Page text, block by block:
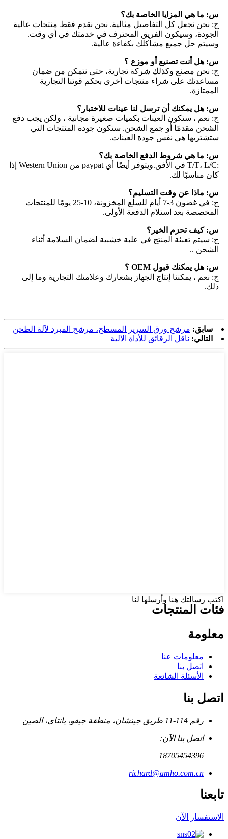
س: ما هي المزايا الخاصة بك؟
ج: نحن نجعل كل التفاصيل مثالية. نحن نقدم فقط منتجات عالية
الجودة، وسيكون الفريق المحترف في خدمتك في أي وقت.
وسيتم حل جميع مشاكلك بكفاءة عالية.
س: هل أنت تصنيع أو موزع ؟
ج: نحن مصنع وكذلك شركة تجارية، حتى نتمكن من ضمان
مساعدتك على شراء منتجات أخرى بحكم قوتنا التجارية
الممتازة.
س: هل يمكنك أن ترسل لنا عينات للاختبار؟
ج: نعم ، ستكون العينات بكميات صغيرة مجانية ، ولكن يجب دفع
الشحن مقدمًا أو جمع الشحن. ستكون جودة المنتجات التي
ستشتريها هي نفس جودة العينات.
س: ما هي شروط الدفع الخاصة بك؟
:T/T، L/C في الأفق.ويتوفر أيضًا أي paypat من Western Union إذا
كان مناسبًا لك.
س: ماذا عن وقت التسليم؟
ج: في غضون 3-7 أيام للسلع المخزونة، 10-25 يومًا للمنتجات
المخصصة بعد استلام الدفعة الأولى.
س: كيف تحزم الخير؟
ج: سيتم تعبئة المنتج في علبة خشبية لضمان السلامة أثناء
الشحن ..
س: هل يمكنك قبول OEM ؟
ج: نعم ، يمكننا إنتاج الجهاز بشعارك وعلامتك التجارية وما إلى
ذلك.
سابق: مرشح ورق السرير المسطح، مرشح المبرد لآلة الطحن
التالي: ناقل الرقائق للأداة الآلية
اكتب رسالتك هنا وأرسلها لنا
فئات المنتجات
معلومة
معلومات عنا
اتصل بنا
الأسئلة الشائعة
اتصل بنا
رقم 114-11 طريق جينشان، منطقة جيفو، يانتاى، الصين
اتصل بنا الآن:
18705454396
richard@amho.com.cn
تابعنا
الاستفسار الآن